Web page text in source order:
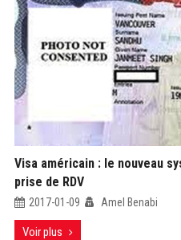
Visa américain : le nouveau
prise de RDV
2017-01-09 Amel Benabi
Voir plus